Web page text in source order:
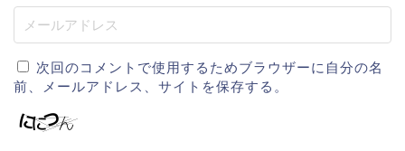
次回のコメントで使用するためブラウザーに自分の名
前、メールアドレス、サイトを保存する。